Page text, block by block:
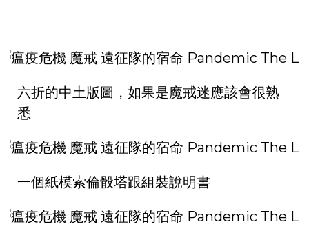
六折的中土版圖，如果是魔戒迷應該會很熟
悉
一個紙模索倫骰塔跟組裝說明書